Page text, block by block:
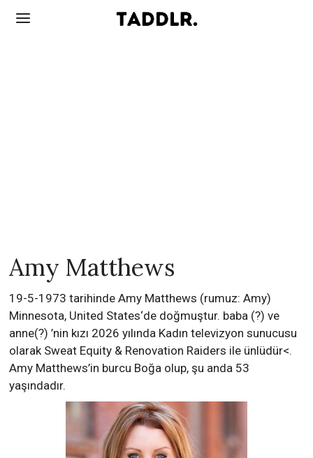
Amy Matthews
19-5-1973 tarihinde Amy Matthews (rumuz: Amy)
Minnesota, United States‘de doğmuştur. baba (?) ve
anne(?) ’nin kızı 2026 yılında Kadın televizyon sunucusu
olarak Sweat Equity & Renovation Raiders ile ünlüdür<.
Amy Matthews’in burcu Boğa olup, şu anda 53
yaşındadır.